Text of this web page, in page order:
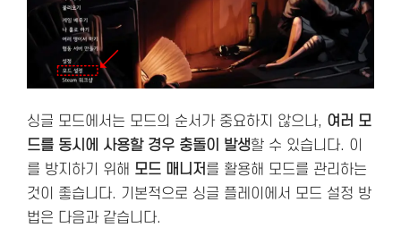
싱글 모드에서는 모드의 순서가 중요하지 않으나, 여러 모
드를 동시에 사용할 경우 충돌이 발생할 수 있습니다. 이
를 방지하기 위해 모드 매니저를 활용해 모드를 관리하는
것이 좋습니다. 기본적으로 싱글 플레이에서 모드 설정 방
법은 다음과 같습니다.